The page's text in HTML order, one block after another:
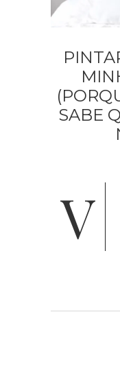
SABE
V